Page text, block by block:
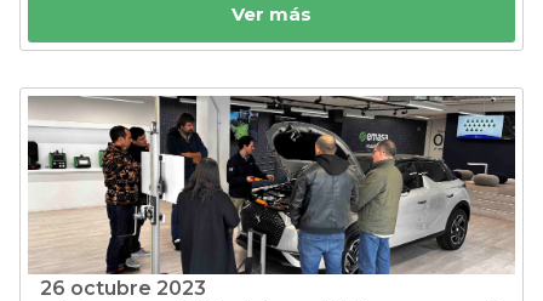
Ver más
26 octubre 2023